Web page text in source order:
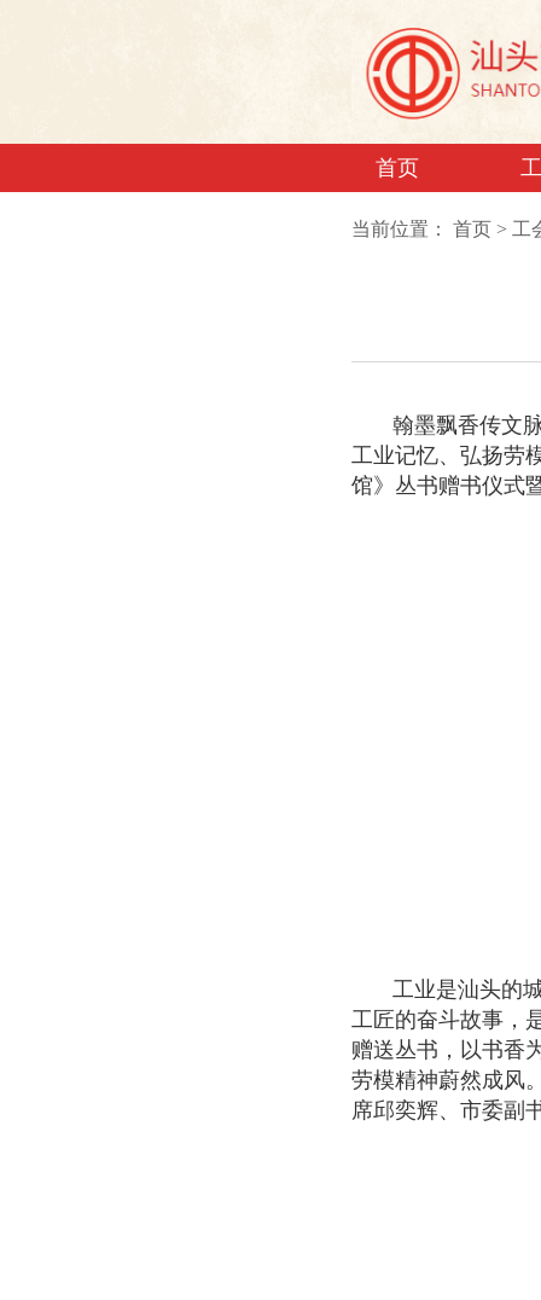
首页
当前位置： 首页 > 工
翰墨飘香传文
工业记忆、弘扬劳
馆》丛书赠书仪式
工业是汕头的
工匠的奋斗故事，
赠送丛书，以书香
劳模精神蔚然成风
席邱奕辉、市委副